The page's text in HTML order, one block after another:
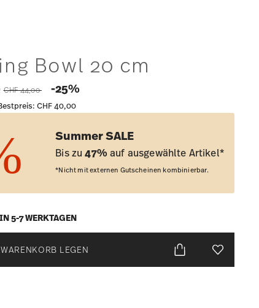
Bowl 20 cm
Price reduced from
CHF 44,00 -25%
CHF 40,00
Summer SALE
Bis zu47%auf ausgewählte Artikel*
*Nicht mit externen Gutscheinen kombinierbar.
5-7 WERKTAGEN
LEGEN Add To